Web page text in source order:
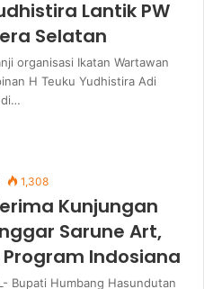
Lantik PW
Selatan
organisasi Ikatan Wartawan
H Teuku Yudhistira Adi
di…
1,308
Kunjungan
Sarune Art,
Indosiana
Bupati Humbang Hasundutan